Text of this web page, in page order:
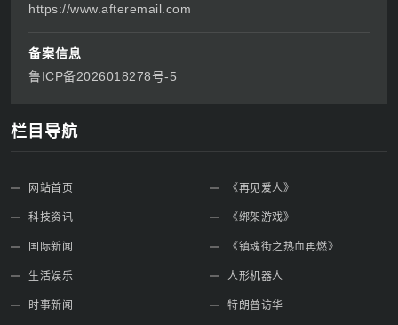
https://www.afteremail.com
备案信息
鲁ICP备2026018278号-5
栏目导航
网站首页
科技资讯
国际新闻
生活娱乐
时事新闻
《再见爱人》
《绑架游戏》
《镇魂街之热血再燃》
人形机器人
特朗普访华